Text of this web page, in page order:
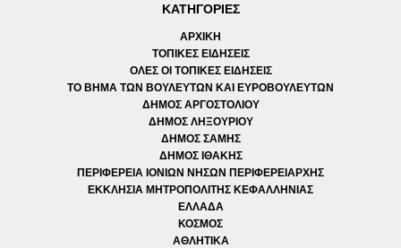
ΚΑΤΗΓΟΡΙΕΣ
ΑΡΧΙΚΗ
ΤΟΠΙΚΕΣ ΕΙΔΗΣΕΙΣ
ΟΛΕΣ ΟΙ ΤΟΠΙΚΕΣ ΕΙΔΗΣΕΙΣ
ΤΟ ΒΗΜΑ ΤΩΝ ΒΟΥΛΕΥΤΩΝ ΚΑΙ ΕΥΡΟΒΟΥΛΕΥΤΩΝ
ΔΗΜΟΣ ΑΡΓΟΣΤΟΛΙΟΥ
ΔΗΜΟΣ ΛΗΞΟΥΡΙΟΥ
ΔΗΜΟΣ ΣΑΜΗΣ
ΔΗΜΟΣ ΙΘΑΚΗΣ
ΠΕΡΙΦΕΡΕΙΑ ΙΟΝΙΩΝ ΝΗΣΩΝ ΠΕΡΙΦΕΡΕΙΑΡΧΗΣ
ΕΚΚΛΗΣΙΑ ΜΗΤΡΟΠΟΛΙΤΗΣ ΚΕΦΑΛΛΗΝΙΑΣ
ΕΛΛΑΔΑ
ΚΟΣΜΟΣ
ΑΘΛΗΤΙΚΑ